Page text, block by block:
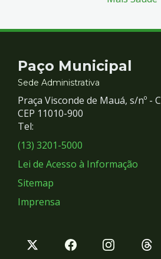
Contato
e
Redes
Sociais
Paço Municipal
Sede Administrativa
Praça Visconde de Mauá, s/nº -
CEP 11010-900
Tel:
(13) 3201-5000
Lei de Acesso à Informação
Sitemap
Imprensa